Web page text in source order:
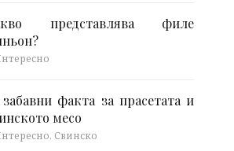
представлява филе
забавни факта за прасетата и
месо
Свинско